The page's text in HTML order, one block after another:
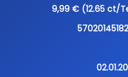
9,99 € (12.65 ct/